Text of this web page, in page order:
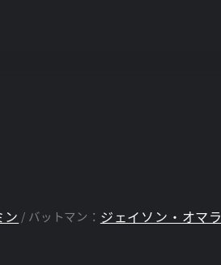
ン バットマン： ジェイソン・オマラ